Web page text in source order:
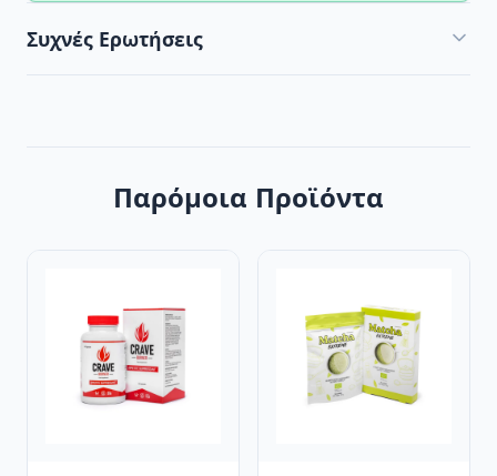
Συχνές Ερωτήσεις
Παρόμοια Προϊόντα